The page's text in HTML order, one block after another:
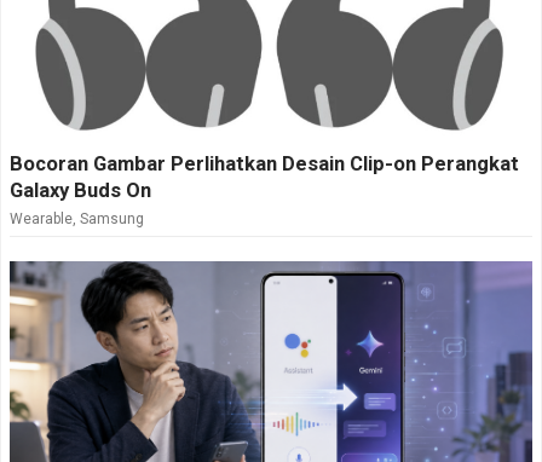
Bocoran Gambar Perlihatkan Desain Clip-on Perangkat
Galaxy Buds On
Wearable, Samsung